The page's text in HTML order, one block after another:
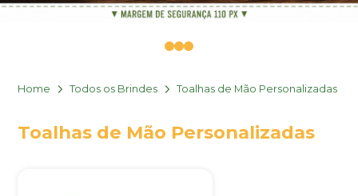
01 2
Home Todos os Brindes Toalhas de Mão Personalizadas
Toalhas de Mão Personalizadas